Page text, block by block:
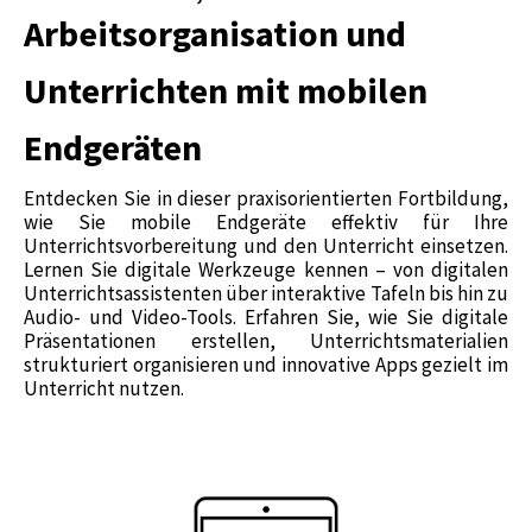
Arbeitsorganisation und
Unterrichten mit mobilen
Endgeräten
Entdecken Sie in dieser praxisorientierten Fortbildung,
wie Sie mobile Endgeräte effektiv für Ihre
Unterrichtsvorbereitung und den Unterricht einsetzen.
Lernen Sie digitale Werkzeuge kennen – von digitalen
Unterrichtsassistenten über interaktive Tafeln bis hin zu
Audio- und Video-Tools. Erfahren Sie, wie Sie digitale
Präsentationen erstellen, Unterrichtsmaterialien
strukturiert organisieren und innovative Apps gezielt im
Unterricht nutzen.